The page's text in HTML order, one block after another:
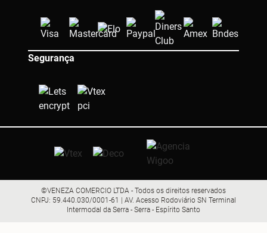
Segurança
©VENEZA COMERCIO LTDA - Todos os direitos reservados
CNPJ: 59.440.030/0001-61 | AV. Acesso Rodoviário SN Terminal
Intermodal da Serra - Serra - Espírito Santo